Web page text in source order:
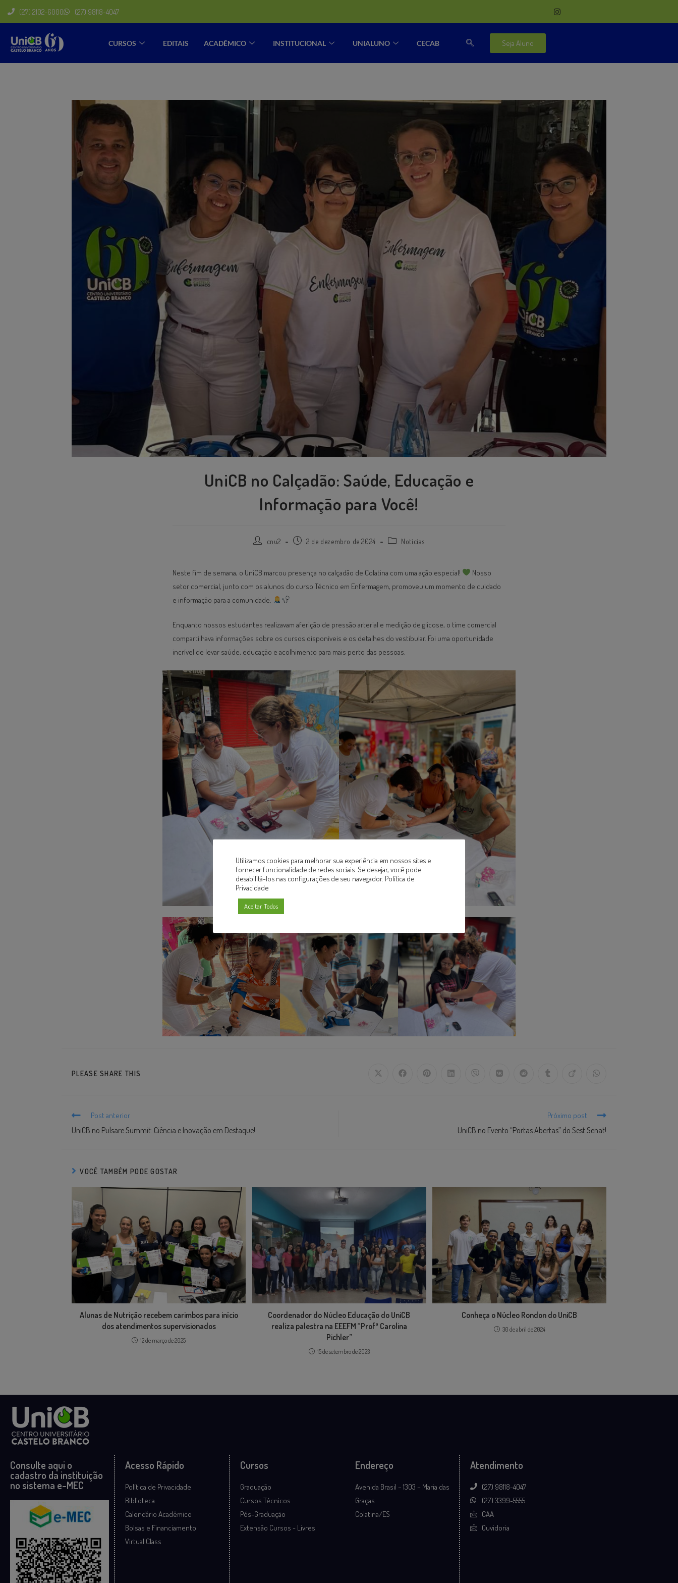
(27) 2102-6000 (27) 98118-4047
CURSOS EDITAIS ACADÊMICO INSTITUCIONAL UNIALUNO CECAB Seja Aluno
UniCB no Calçadão: Saúde, Educação e
Informação para Você!
cnu2 2 de dezembro de 2024 Notícias
Neste fim de semana, o UniCB marcou presença no calçadão de Colatina com uma ação especial!
Nosso
setor comercial, junto com os alunos do curso Técnico em Enfermagem, promoveu um momento de cuidado
e informação para a comunidade.
Enquanto nossos estudantes realizavam aferição de pressão arterial e medição de glicose, o time comercial
compartilhava informações sobre os cursos disponíveis e os detalhes do vestibular. Foi uma oportunidade
incrível de levar saúde, educação e acolhimento para mais perto das pessoas.
PLEASE SHARE THIS
Post anterior
UniCB no Pulsare Summit: Ciência e Inovação em Destaque!
Próximo post
UniCB no Evento “Portas Abertas” do Sest Senat!
VOCÊ TAMBÉM PODE GOSTAR
Alunas de Nutrição recebem carimbos para início
dos atendimentos supervisionados
12 de março de 2025
Coordenador do Núcleo Educação do UniCB
realiza palestra na EEEFM “Profª Carolina
Pichler”
15 de setembro de 2023
Conheça o Núcleo Rondon do UniCB
30 de abril de 2024
Consulte aqui o
cadastro da instituição
no sistema e-MEC
Acesso Rápido
Política de Privacidade
Biblioteca
Calendário Acadêmico
Bolsas e Financiamento
Virtual Class
Cursos
Graduação
Cursos Técnicos
Pós-Graduação
Extensão Cursos - Livres
Endereço
Avenida Brasil – 1303 – Maria das
Graças
Colatina/ES
Atendimento
(27) 98118-4047
(27) 3399-5555
CAA
Ouvidoria
Utilizamos cookies para melhorar sua experiência em nossos sites e
fornecer funcionalidade de redes sociais. Se desejar, você pode
desabilitá-los nas configurações de seu navegador. Política de
Privacidade
Aceitar Todos